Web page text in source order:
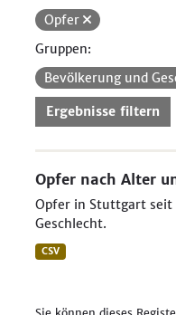
Opfer
Gruppen:
Bevölkerung und
Ergebnisse filtern
Opfer nach Alter
Opfer in Stuttgart seit
Geschlecht.
CSV